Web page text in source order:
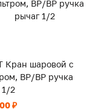
Кран шаровой с
ВР/ВР ручка
1/2
₽